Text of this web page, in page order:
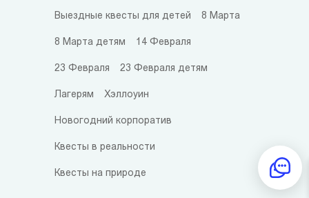
Выездные квесты для детей 8 Марта
8 Марта детям 14 Февраля
23 Февраля 23 Февраля детям
Лагерям Хэллоуин
Новогодний корпоратив
Квесты в реальности
Квесты на природе